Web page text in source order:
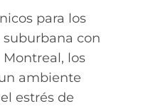
para los
con
los
ambiente
estrés de